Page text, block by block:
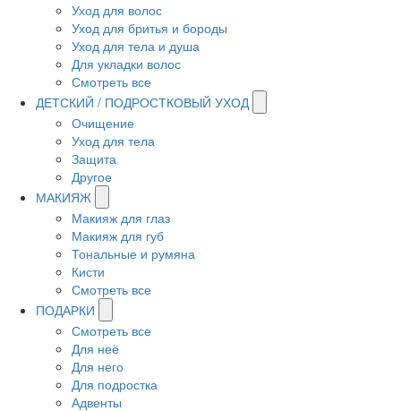
Уход для волос
Уход для бритья и бороды
Уход для тела и душа
Для укладки волос
Смотреть все
ДЕТСКИЙ / ПОДРОСТКОВЫЙ УХОД
Очищение
Уход для тела
Защита
Другое
МАКИЯЖ
Макияж для глаз
Макияж для губ
Тональные и румяна
Кисти
Смотреть все
ПОДАРКИ
Смотреть все
Для неё
Для него
Для подростка
Адвенты